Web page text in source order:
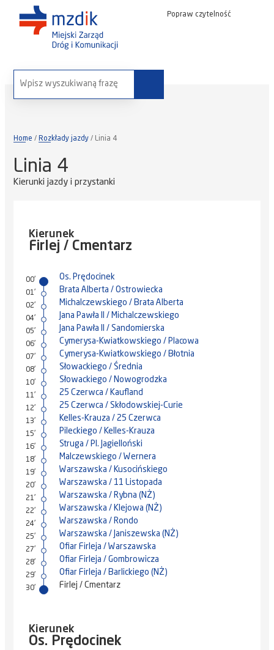
Popraw czytelność
wyszukaj na stronie:
Home Rozkłady jazdy Linia 4
Linia 4
Kierunki jazdy i przystanki
Kierunek
Firlej / Cmentarz
00' Os. Prędocinek
01' Brata Alberta / Ostrowiecka
02' Michalczewskiego / Brata Alberta
04' Jana Pawła II / Michalczewskiego
05' Jana Pawła II / Sandomierska
06' Cymerysa-Kwiatkowskiego / Placowa
07' Cymerysa-Kwiatkowskiego / Błotnia
08' Słowackiego / Średnia
10' Słowackiego / Nowogrodzka
11' 25 Czerwca / Kaufland
12' 25 Czerwca / Skłodowskiej-Curie
13' Kelles-Krauza / 25 Czerwca
15' Pileckiego / Kelles-Krauza
16' Struga / Pl. Jagielloński
18' Malczewskiego / Wernera
19' Warszawska / Kusocińskiego
20' Warszawska / 11 Listopada
21' Warszawska / Rybna (NŻ)
22' Warszawska / Klejowa (NŻ)
24' Warszawska / Rondo
25' Warszawska / Janiszewska (NŻ)
27' Ofiar Firleja / Warszawska
28' Ofiar Firleja / Gombrowicza
29' Ofiar Firleja / Barlickiego (NŻ)
30' Firlej / Cmentarz
Kierunek
Os. Prędocinek